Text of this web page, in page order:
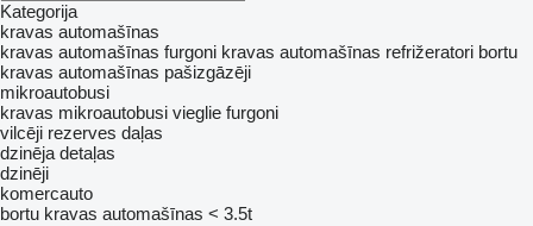
Kategorija
kravas automašīnas
kravas automašīnas furgoni kravas automašīnas refrižeratori bortu
kravas automašīnas pašizgāzēji
mikroautobusi
kravas mikroautobusi vieglie furgoni
vilcēji rezerves daļas
dzinēja detaļas
dzinēji
komercauto
bortu kravas automašīnas < 3.5t